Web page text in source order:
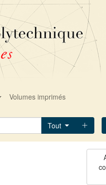
Volumes imprimés
Tout